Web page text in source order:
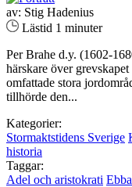
av: Stig Hadenius
Lästid 1 minuter
Per Brahe d.y. (1602-
härskare över
omfattade stora
tillhörde den...
Kategorier:
Stormaktstidens Sverige
historia
Taggar:
Adel och aristokrati